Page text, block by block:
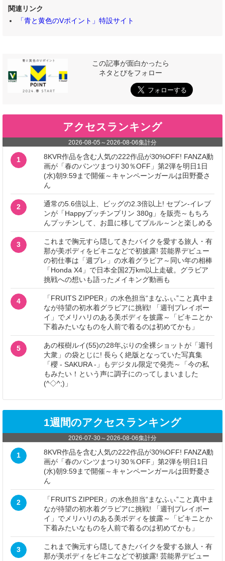
関連リンク
「青と黄色のVポイント」特設サイト
この記事が面白かったら
ネタとぴをフォロー
アクセスランキング
2026-08-05 ～2026-08-06集計分
1
8KVR作品を含む人気の222作品が30%OFF! FANZA動
画が「春のパンツまつり30％OFF」第2弾を明日1日
(水)朝9:59まで開催～キャンペーンガールは田野憂さ
ん
2
通常の5.6倍以上、ビッグの2.3倍以上! セブン‐イレブ
ンが「Happyプッチンプリン 380g」を販売～もちろ
んプッチンして、お皿に移してプルル～ンと楽しめる
3
これまで胸元すら隠してきたバイクを愛する旅人・有
那が美ボディをビキニなどで初披露! 芸能界デビュー
の初仕事は「週プレ」の水着グラビア～同い年の相棒
「Honda X4」で日本全国2万km以上走破。グラビア
挑戦への想いも語ったメイキング動画も
4
「FRUITS ZIPPER」の水色担当“まなふぃ”こと真中ま
なが待望の初水着グラビアに挑戦! 「週刊プレイボー
イ」でメリハリのある美ボディを披露～「ビキニとか
下着みたいなものを人前で着るのは初めてかも」
5
あの桜樹ルイ(55)の28年ぶりの全裸ショットが「週刊
大衆」の袋とじに! 長らく絶版となっていた写真集
「櫻 - SAKURA -」もデジタル限定で発売～「今の私
もみたい！という声に調子にのってしまいました
(^◇^;)」
1週間のアクセスランキング
2026-07-30～2026-08-06集計分
1
8KVR作品を含む人気の222作品が30%OFF! FANZA動
画が「春のパンツまつり30％OFF」第2弾を明日1日
(水)朝9:59まで開催～キャンペーンガールは田野憂さ
ん
2
「FRUITS ZIPPER」の水色担当“まなふぃ”こと真中ま
なが待望の初水着グラビアに挑戦! 「週刊プレイボー
イ」でメリハリのある美ボディを披露～「ビキニとか
下着みたいなものを人前で着るのは初めてかも」
3
これまで胸元すら隠してきたバイクを愛する旅人・有
那が美ボディをビキニなどで初披露! 芸能界デビュー